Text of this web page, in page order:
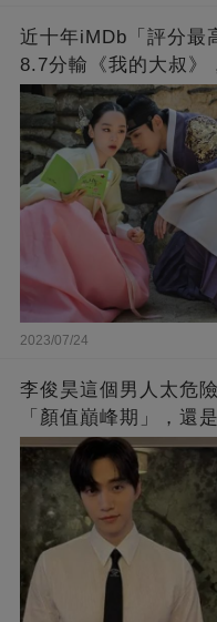
近十年iMDb「評分最
8.7分輸《我的大叔》
2023/07/24
李俊昊這個男人太危
「顏值巔峰期」，還